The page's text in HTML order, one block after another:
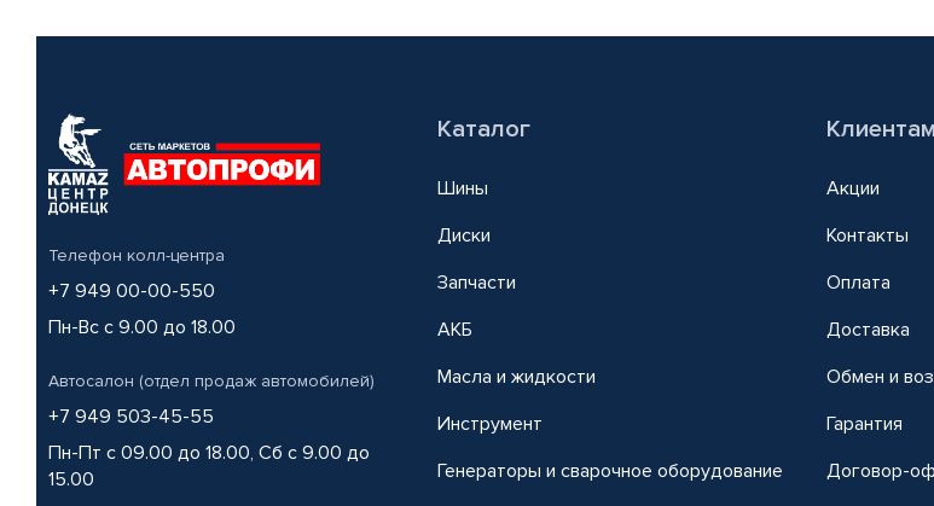
Телефон колл-центра
+7 949 00-00-550
Пн-Вс с 9.00 до 18.00
Автосалон (отдел продаж автомобилей)
+7 949 503-45-55
Пн-Пт с 09.00 до 18.00, Сб с 9.00 до
15.00
Каталог
Шины
Диски
Запчасти
АКБ
Масла и жидкости
Инструмент
Генераторы и сварочное оборудование
Клиентам
Акции
Контакты
Оплата
Доставка
Обмен и
Гарантия
Договор-